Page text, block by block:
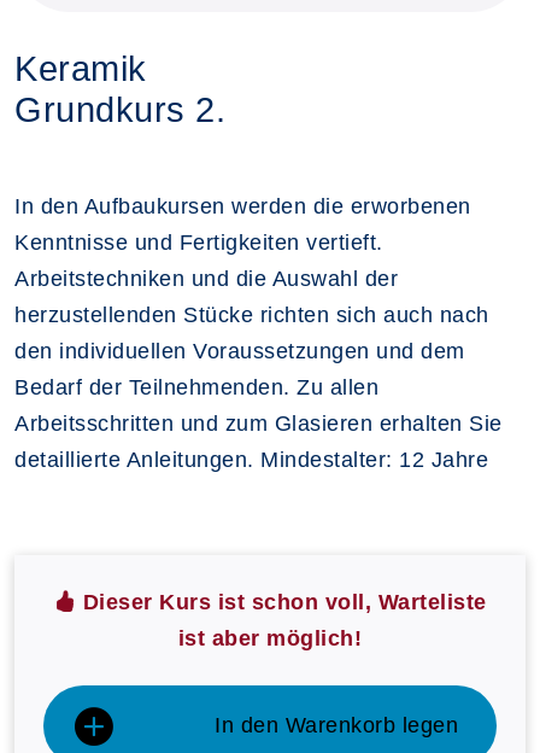
Keramik
Grundkurs 2.
In den Aufbaukursen werden die erworbenen
Kenntnisse und Fertigkeiten vertieft.
Arbeitstechniken und die Auswahl der
herzustellenden Stücke richten sich auch nach
den individuellen Voraussetzungen und dem
Bedarf der Teilnehmenden. Zu allen
Arbeitsschritten und zum Glasieren erhalten Sie
detaillierte Anleitungen. Mindestalter: 12 Jahre
Dieser Kurs ist schon voll, Warteliste
ist aber möglich!
In den Warenkorb legen